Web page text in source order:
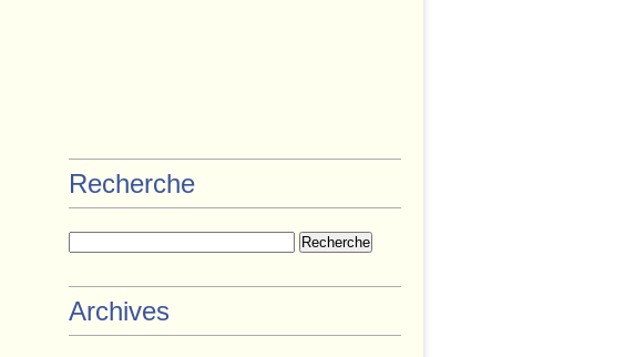
Recherche
Archives